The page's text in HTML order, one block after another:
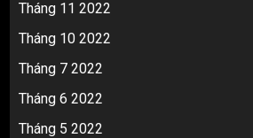
Tháng 11 2022
Tháng 10 2022
Tháng 7 2022
Tháng 6 2022
Tháng 5 2022